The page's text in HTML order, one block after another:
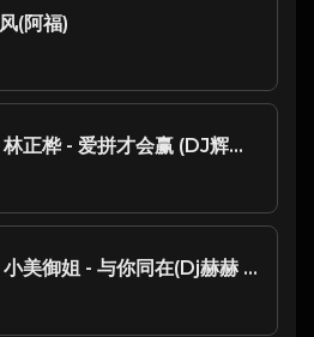
(阿福)
卓依婷 & 林正桦 - 爱拼才会赢 (DJ辉总 ProgHouse Rmx) 闽南语
许华升 & 小美御姐 - 与你同在(Dj赫赫 ProgHouse Rmx 2023)